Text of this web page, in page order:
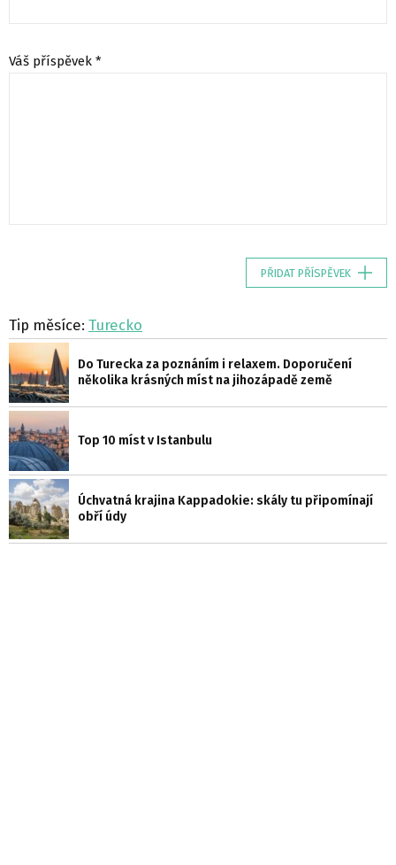
Váš příspěvek *
PŘIDAT PŘÍSPĚVEK
Tip měsíce: Turecko
Do Turecka za poznáním i relaxem. Doporučení
několika krásných míst na jihozápadě země
Top 10 míst v Istanbulu
Úchvatná krajina Kappadokie: skály tu připomínají
obří údy